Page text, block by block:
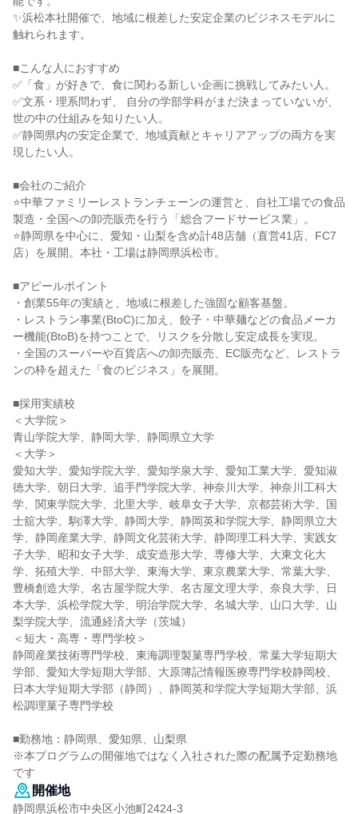
✨浜松本社開催で、地域に根差した安定企業のビジネスモデルに
触れられます。
■こんな人におすすめ
✅「食」が好きで、食に関わる新しい企画に挑戦してみたい人。
✅文系・理系問わず、 自分の学部学科がまだ決まっていないが、
世の中の仕組みを知りたい人。
✅静岡県内の安定企業で、地域貢献とキャリアアップの両方を実
現したい人。
■会社のご紹介
⭐中華ファミリーレストランチェーンの運営と、自社工場での食品
製造・全国への卸売販売を行う「総合フードサービス業」。
⭐静岡県を中心に、愛知・山梨を含め計48店舗（直営41店、FC7
店）を展開。本社・工場は静岡県浜松市。
■アピールポイント
・創業55年の実績と、地域に根差した強固な顧客基盤。
・レストラン事業(BtoC)に加え、餃子・中華麺などの食品メーカ
ー機能(BtoB)を持つことで、リスクを分散し安定成長を実現。
・全国のスーパーや百貨店への卸売販売、EC販売など、レストラ
ンの枠を超えた「食のビジネス」を展開。
■採用実績校
＜大学院＞
青山学院大学、静岡大学、静岡県立大学
＜大学＞
愛知大学、愛知学院大学、愛知学泉大学、愛知工業大学、愛知淑
徳大学、朝日大学、追手門学院大学、神奈川大学、神奈川工科大
学、関東学院大学、北里大学、岐阜女子大学、京都芸術大学、国
士舘大学、駒澤大学、静岡大学、静岡英和学院大学、静岡県立大
学、静岡産業大学、静岡文化芸術大学、静岡理工科大学、実践女
子大学、昭和女子大学、成安造形大学、専修大学、大東文化大
学、拓殖大学、中部大学、東海大学、東京農業大学、常葉大学、
豊橋創造大学、名古屋学院大学、名古屋文理大学、奈良大学、日
本大学、浜松学院大学、明治学院大学、名城大学、山口大学、山
梨学院大学、流通経済大学（茨城）
＜短大・高専・専門学校＞
静岡産業技術専門学校、東海調理製菓専門学校、常葉大学短期大
学部、愛知大学短期大学部、大原簿記情報医療専門学校静岡校、
日本大学短期大学部（静岡）、静岡英和学院大学短期大学部、浜
松調理菓子専門学校
■勤務地：静岡県、愛知県、山梨県
※本プログラムの開催地ではなく入社された際の配属予定勤務地
です
開催地
静岡県浜松市中央区小池町2424-3